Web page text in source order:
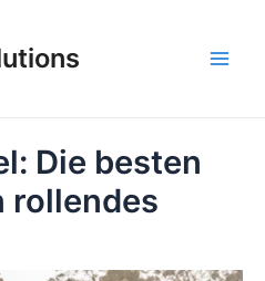
Die besten
rollendes